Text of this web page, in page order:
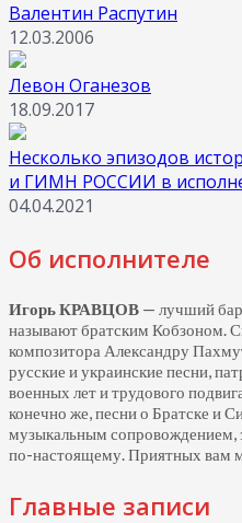
Валентин Распутин
12.03.2006
Левон Оганезов
18.09.2017
Несколько эпизодов
и ГИМН РОССИИ в
04.04.2021
Об исполнителе
Игорь КРАВЦОВ — лучший
называют братским Кобзоном.
композитора Александру
русские и украинские песни,
военных лет и трудового
конечно же, песни о Братске и
музыкальным сопровождением,
по-настоящему.Приятных вам
Главные записи